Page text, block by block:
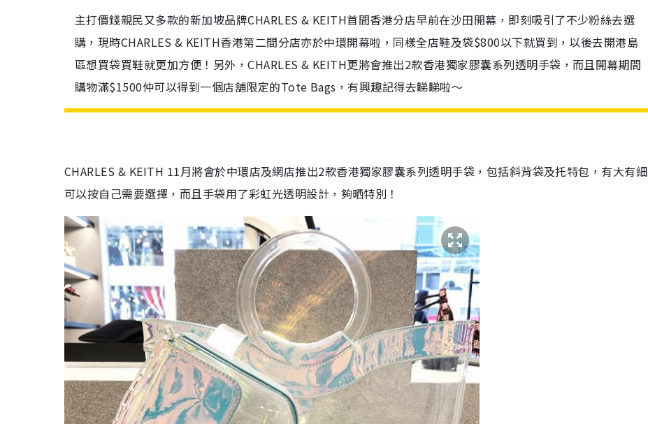
主打價錢親民又多款的新加坡品牌CHARLES & KEITH首間香港分店早前在沙田開幕，即刻吸引了不少粉絲去選
購，現時CHARLES & KEITH香港第二間分店亦於中環開幕啦，同樣全店鞋及袋$800以下就買到，以後去開港島
區想買袋買鞋就更加方便！另外，CHARLES & KEITH更將會推出2款香港獨家膠囊系列透明手袋，而且開幕期間
購物滿$1500仲可以得到一個店舖限定的Tote Bags，有興趣記得去睇睇啦～
CHARLES & KEITH 11月將會於中環店及網店推出2款香港獨家膠囊系列透明手袋，包括斜背袋及托特包，有大有細
可以按自己需要選擇，而且手袋用了彩虹光透明設計，夠晒特別！